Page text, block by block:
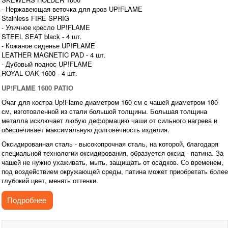
- Нержавеющая веточка для дров UP!FLAME
Stainless FIRE SPRIG
- Уличное кресло UP!FLAME
STEEL SEAT black - 4 шт.
- Кожаное сиденье UP!FLAME
LEATHER MAGNETIC PAD - 4 шт.
- Дубовый поднос UP!FLAME
ROYAL OAK 1600 - 4 шт.
UP!FLAME 1600 PATIO
Очаг для костра Up!Flame диаметром 160 см с чашей диаметром 100
см, изготовленной из стали большой толщины. Большая толщина
металла исключает любую деформацию чаши от сильного нагрева и
обеспечивает максимальную долговечность изделия.
Оксидированная сталь - высокопрочная сталь, на которой, благодаря
специальной технологии оксидирования, образуется оксид - патина. За
чашей не нужно ухаживать, мыть, защищать от осадков. Со временем,
под воздействием окружающей среды, патина может приобретать более
глубокий цвет, менять оттенки.
Обновить внешний вид и смыть остатки сгоревшей древесины можно
мойкой высокого давления на любых режимах. Возможно обновление и
Подробнее